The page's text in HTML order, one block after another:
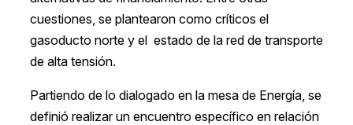
cuestiones, se plantearon como críticos el
gasoducto norte y el estado de la red de transporte
de alta tensión.
Partiendo de lo dialogado en la mesa de Energía, se
definió realizar un encuentro específico en relación